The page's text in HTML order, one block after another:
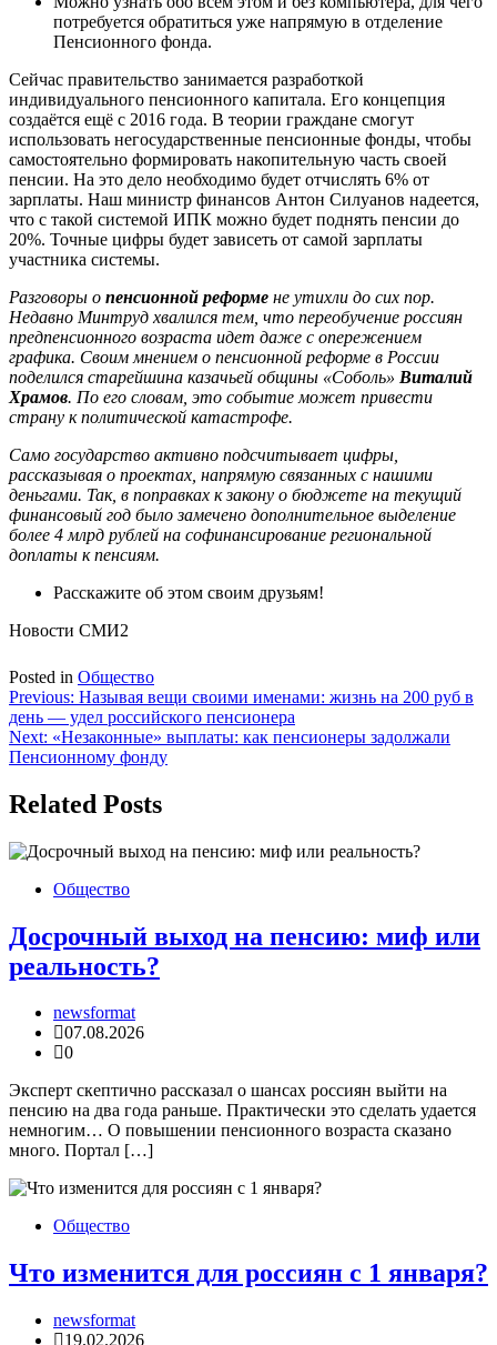
потребуется обратиться уже напрямую в отделение
Пенсионного фонда.
Сейчас правительство занимается разработкой
индивидуального пенсионного капитала. Его концепция
создаётся ещё с 2016 года. В теории граждане смогут
использовать негосударственные пенсионные фонды, чтобы
самостоятельно формировать накопительную часть своей
пенсии. На это дело необходимо будет отчислять 6% от
зарплаты. Наш министр финансов Антон Силуанов надеется,
что с такой системой ИПК можно будет поднять пенсии до
20%. Точные цифры будет зависеть от самой зарплаты
участника системы.
Разговоры о пенсионной реформе не утихли до сих пор.
Недавно Минтруд хвалился тем, что переобучение россиян
предпенсионного возраста идет даже с опережением
графика. Своим мнением о пенсионной реформе в России
поделился старейшина казачьей общины «Соболь» Виталий
Храмов. По его словам, это событие может привести
страну к политической катастрофе.
Само государство активно подсчитывает цифры,
рассказывая о проектах, напрямую связанных с нашими
деньгами. Так, в поправках к закону о бюджете на текущий
финансовый год было замечено дополнительное выделение
более 4 млрд рублей на софинансирование региональной
доплаты к пенсиям.
Расскажите об этом своим друзьям!
Новости СМИ2
Posted in Общество
Навигация
по
записям
Previous: Называя вещи своими именами: жизнь на 200 руб в
день — удел российского пенсионера
Next: «Незаконные» выплаты: как пенсионеры задолжали
Пенсионному фонду
Related Posts
Общество
Досрочный выход на пенсию: миф или
реальность?
newsformat
07.08.2026
0
Эксперт скептично рассказал о шансах россиян выйти на
пенсию на два года раньше. Практически это сделать удается
немногим… О повышении пенсионного возраста сказано
много. Портал […]
Общество
Что изменится для россиян с 1 января?
newsformat
19.02.2026